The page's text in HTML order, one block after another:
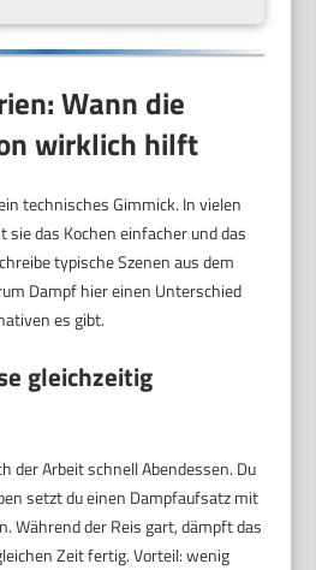
Wann die
wirklich hilft
technisches Gimmick. In vielen
das Kochen einfacher und das
typische Szenen aus dem
Dampf hier einen Unterschied
es gibt.
gleichzeitig
der Arbeit schnell Abendessen. Du
setzt du einen Dampfaufsatz mit
Während der Reis gart, dämpft das
Zeit fertig. Vorteil: wenig